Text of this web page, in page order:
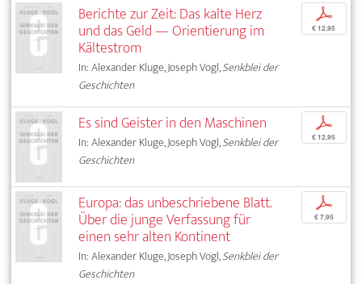
Berichte zur Zeit: Das kalte Herz
und das Geld — Orientierung im
Kältestrom
In: Alexander Kluge, Joseph Vogl,Senkblei der
Geschichten
p
€ 12,95
Es sind Geister in den Maschinen
In: Alexander Kluge, Joseph Vogl,Senkblei der
Geschichten
p
€ 12,95
Europa: das unbeschriebene Blatt.
Über die junge Verfassung für
einen sehr alten Kontinent
In: Alexander Kluge, Joseph Vogl,Senkblei der
Geschichten
p
€ 7,95